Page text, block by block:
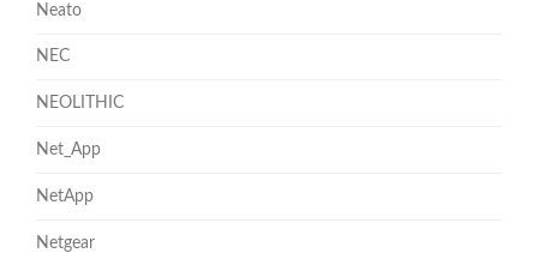
Neato
NEC
NEOLITHIC
Net_App
NetApp
Netgear